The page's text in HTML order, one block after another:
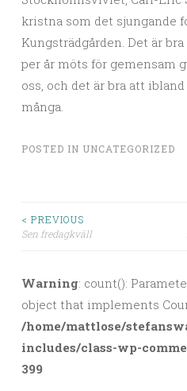
kristna som det sjungande
Kungsträdgården. Det är
per år möts för gemensam
oss, och det är bra att
många.
POSTED IN UNCATEGORIZED
Post navigation
< PREVIOUS
Sen fredagkväll
Warning: count():
object that implements
/home/mattlose/
includes/class-wp-
399